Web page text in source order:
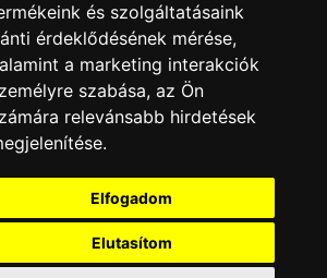
és szolgáltatásaink
érdeklődésének mérése,
a marketing interakciók
szabása, az Ön
relevánsabb hirdetések
.
Elfogadom
Elutasítom
ISKOLASZÖVETKEZET – MINDEN JOG